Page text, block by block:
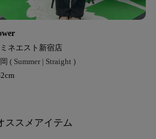
ネエスト新宿店
( Summer | Straight )
ススメアイテム